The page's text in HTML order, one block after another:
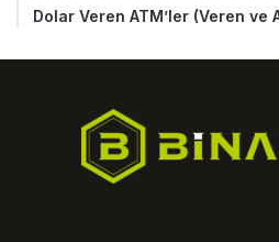
Dolar Veren ATM’ler (Veren ve